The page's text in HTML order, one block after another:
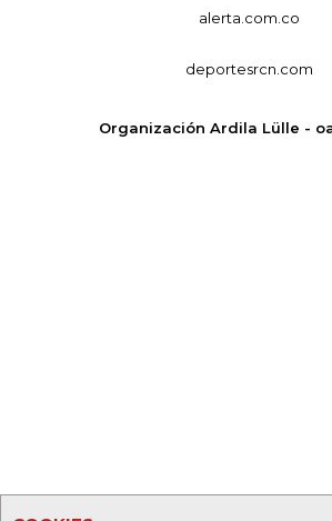
alerta.com.co
deportesrcn.com
Organización Ardila Lülle -